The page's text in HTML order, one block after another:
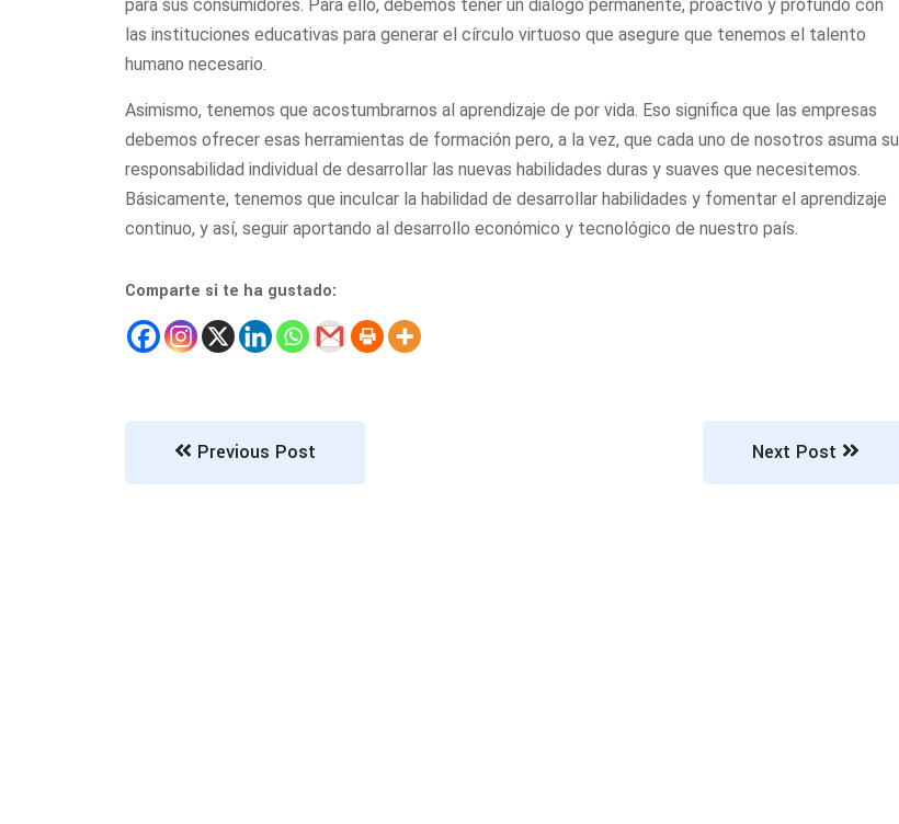
para sus consumidores. Para ello, debemos tener un diálogo permanente, proactivo y profundo con
las instituciones educativas para generar el círculo virtuoso que asegure que tenemos el talento
humano necesario.
Asimismo, tenemos que acostumbrarnos al aprendizaje de por vida. Eso significa que las empresas
debemos ofrecer esas herramientas de formación pero, a la vez, que cada uno de nosotros asuma su
responsabilidad individual de desarrollar las nuevas habilidades duras y suaves que necesitemos.
Básicamente, tenemos que inculcar la habilidad de desarrollar habilidades y fomentar el aprendizaje
continuo, y así, seguir aportando al desarrollo económico y tecnológico de nuestro país.
Comparte si te ha gustado:
Previous Post Next Post